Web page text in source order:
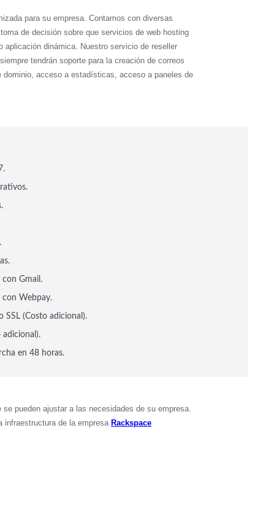
para su empresa. Contamos con diversas
de decisión sobre que servicios de web hosting
dinámica. Nuestro servicio de reseller
tendrán soporte para la creación de correos
dominio, acceso a estadísticas, acceso a paneles de
Gmail.
con Webpay.
SSL (Costo adicional).
adicional).
en 48 horas.
pueden ajustar a las necesidades de su empresa.
infraestructurade la empresa Rackspace